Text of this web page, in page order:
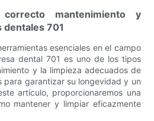
mantenimiento y
dentales 701
esenciales en el campo
dental 701 es uno de los tipos
y la limpieza adecuados de
para garantizar su longevidad y un
artículo, proporcionaremos una
mantener y limpiar eficazmente